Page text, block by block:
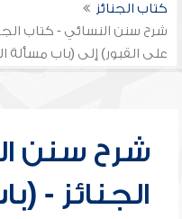
كتاب الجنائز
شرح سنن النسائي - كتاب
على القبور) إلى (باب مسألة
شرح سنن
الجنائز -